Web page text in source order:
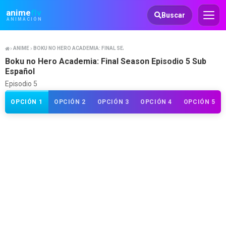
animeflv
ANIMACIÓN
Animeflv Buscar
ANIME BOKU NO HERO ACADEMIA: FINAL SEASON
Boku no Hero Academia: Final Season Episodio 5 Sub
Español
Episodio 5
OPCIÓN 1 OPCIÓN 2 OPCIÓN 3 OPCIÓN 4 OPCIÓN 5